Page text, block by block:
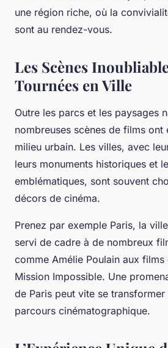
une région riche, où la
sont au rendez-vous.
Les Scènes
Tournées en Ville
Outre les parcs et les paysages
nombreuses scènes de films ont
milieu urbain. Les villes, avec
leurs monuments historiques et
emblématiques, sont souvent
décors de cinéma.
Prenez par exemple Paris, la
servi de cadre à de nombreux
comme Amélie Poulain aux films
Mission Impossible. Une
de Paris peut vite se
parcours cinématographique.